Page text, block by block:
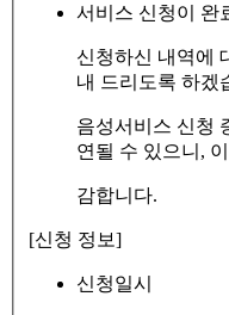
서비스 신청이 완
신청하신 내역에
내 드리도록 하겠
음성서비스 신청
연될 수 있으니,
감합니다.
[신청 정보]
신청일시